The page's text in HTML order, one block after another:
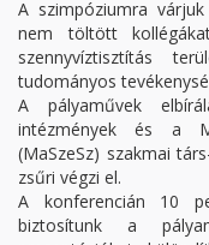
A szimpóziumra
nem töltött
szennyvíztisztítás
tudományos
A pályaművek
intézmények és a
(MaSzeSz) szakmai
zsűri végzi el.
A konferencián 10
biztosítunk a